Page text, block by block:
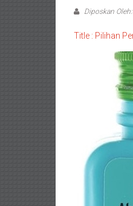
Diposkan
Title : Pilihan